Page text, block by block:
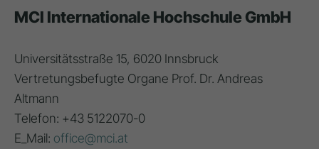
MCI Internationale Hochschule GmbH
Universitätsstraße 15, 6020 Innsbruck
Vertretungsbefugte Organe Prof. Dr. Andreas
Altmann
Telefon: +43 5122070-0
E_Mail: office@mci.at